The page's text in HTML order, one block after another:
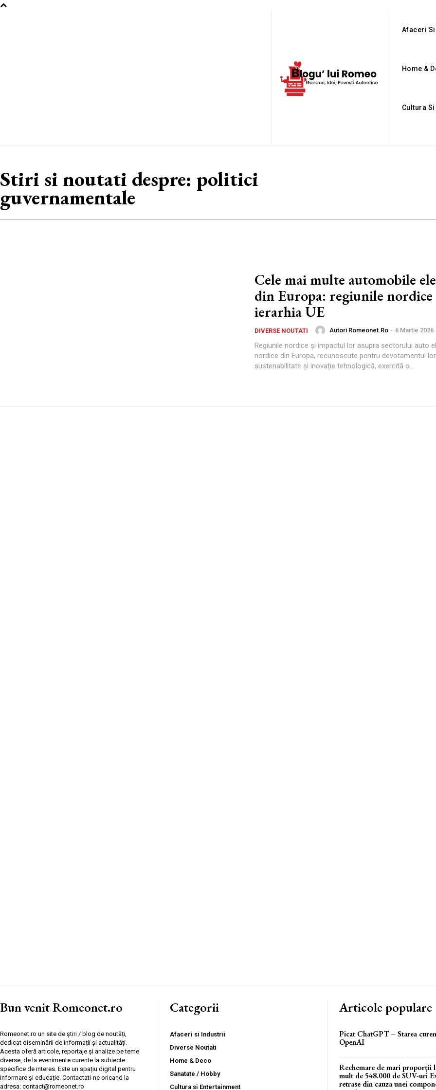
Afaceri
Home &
Cultura
Stiri si noutati despre: politici
guvernamentale
Cele mai multe automobile
din Europa: regiunile
ierarhia UE
DIVERSE NOUTATI Autori Romeonet.ro - 6 Martie 2026
Regiunile nordice și impactul lor asupra sectorului auto
nordice din Europa, recunoscute pentru devotamentul
sustenabilitate și inovație tehnologică, exercită o...
Bun venit Romeonet.ro
Romeonet.ro un site de știri / blog de noutăți,
dedicat diseminării de informații și actualități.
Acesta oferă articole, reportaje și analize pe teme
diverse, de la evenimente curente la subiecte
specifice de interes. Este un spațiu digital pentru
informare și educație. Contactati-ne oricand la
adresa: contact@romeonet.ro
Categorii
Afaceri si Industrii
Diverse Noutati
Home & Deco
Sanatate / Hobby
Cultura si Entertainment
Articole populare
Picat ChatGPT – Starea
OpenAI
Rechemare de mari proporții
mult de 548.000 de SUV-uri
retrase din cauza unei